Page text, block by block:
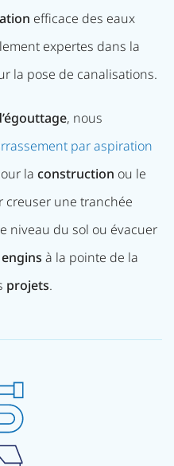
efficace des eaux
expertes dans la
la pose de canalisations.
, nous
par aspiration
la construction ou le
creuser une tranchée
niveau du sol ou évacuer
engins à la pointe de la
projets.